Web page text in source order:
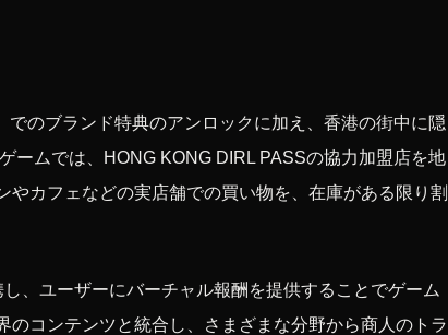
のブランド特典のアンロックに加え、香港の街中に隠
ームでは、HONG KONG DIRL PASSの協力加盟店を地
カフェなどの実店舗での買い物を、在庫がある限り割
、ユーザーにバーチャル報酬を提供することでゲーム
コンテンツと統合し、さまざまな分野から商人のトラ